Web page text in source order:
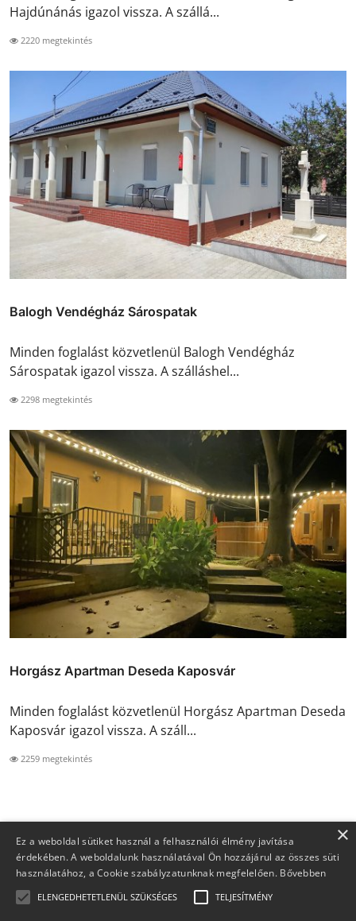
Hajdúnánás igazol vissza. A szállá...
2220 megtekintés
Balogh Vendégház Sárospatak
Minden foglalást közvetlenül Balogh Vendégház
Sárospatak igazol vissza. A szálláshel...
2298 megtekintés
Horgász Apartman Deseda Kaposvár
Minden foglalást közvetlenül Horgász Apartman Deseda
Kaposvár igazol vissza. A száll...
2259 megtekintés
×
Ez a weboldal sütiket használ a felhasználói élmény javítása
érdekében. A weboldalunk használatával Ön hozzájárul az összes süti
használatához, a Cookie szabályzatunknak megfelelően. Bővebben
ELENGEDHETETLENÜL SZÜKSÉGES TELJESÍTMÉNY